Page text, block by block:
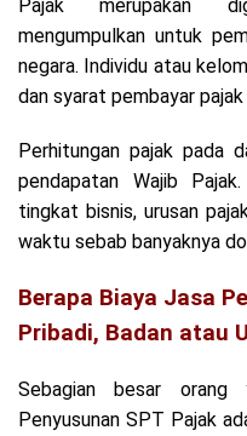
Pajak merupakan
mengumpulkan untuk
negara. Individu atau
dan syarat pembayar
Perhitungan pajak pada
pendapatan Wajib
tingkat bisnis, urusan
waktu sebab banyaknya
Berapa Biaya Jasa
Pribadi, Badan atau
Sebagian besar
Penyusunan SPT Pajak